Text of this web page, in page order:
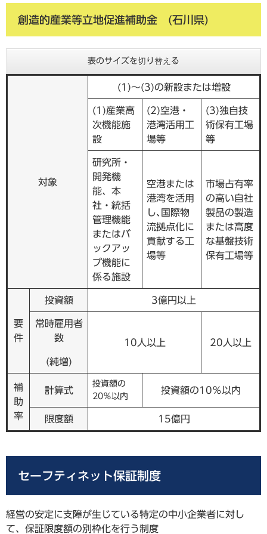
創造的産業等立地促進補助金 (石川県)
表のサイズを切り替える
対象
(1)～(3)の新設または増設
(1)産業高
次機能施
設
(2)空港・
港湾活用工
場等
(3)独自技
術保有工場
等
研究所・
開発機
能、本
社・統括
管理機能
またはバ
ックアッ
プ機能に
係る施設
空港または
港湾を活用
し､国際物
流拠点化に
貢献する工
場等
市場占有率
の高い自社
製品の製造
または高度
な基盤技術
保有工場等
要
件
投資額 3億円以上
常時雇用者
数
(純増)
10人以上 20人以上
補
助
率
計算式
投資額の
20％以内
投資額の10％以内
限度額 15億円
セーフティネット保証制度
経営の安定に支障が生じている特定の中小企業者に対し
て、保証限度額の別枠化を行う制度